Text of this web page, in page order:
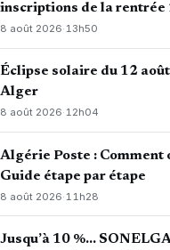
inscriptions de la rentrée
8 août 2026·13h50
Éclipse solaire du 12
Alger
8 août 2026·12h04
Algérie Poste : Comment
Guide étape par étape
8 août 2026· 11h28
Jusqu’à 10 %…